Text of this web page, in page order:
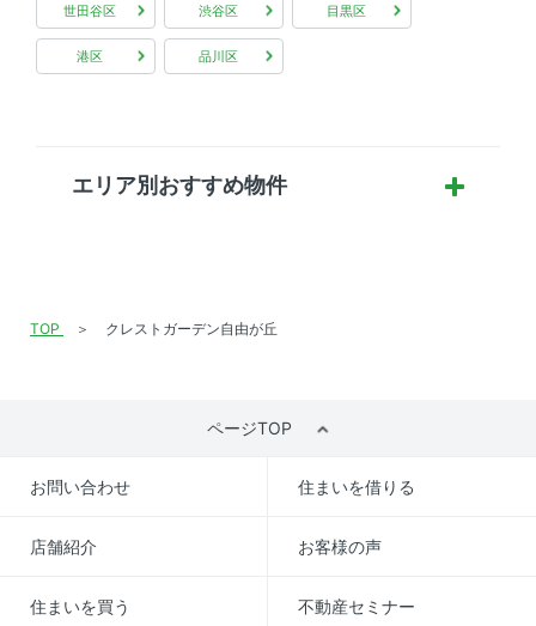
世田谷区 渋谷区 目黒区
港区 品川区
エリア別おすすめ物件
TOP クレストガーデン自由が丘
ページTOP
お問い合わせ 住まいを借りる
店舗紹介 お客様の声
住まいを買う 不動産セミナー